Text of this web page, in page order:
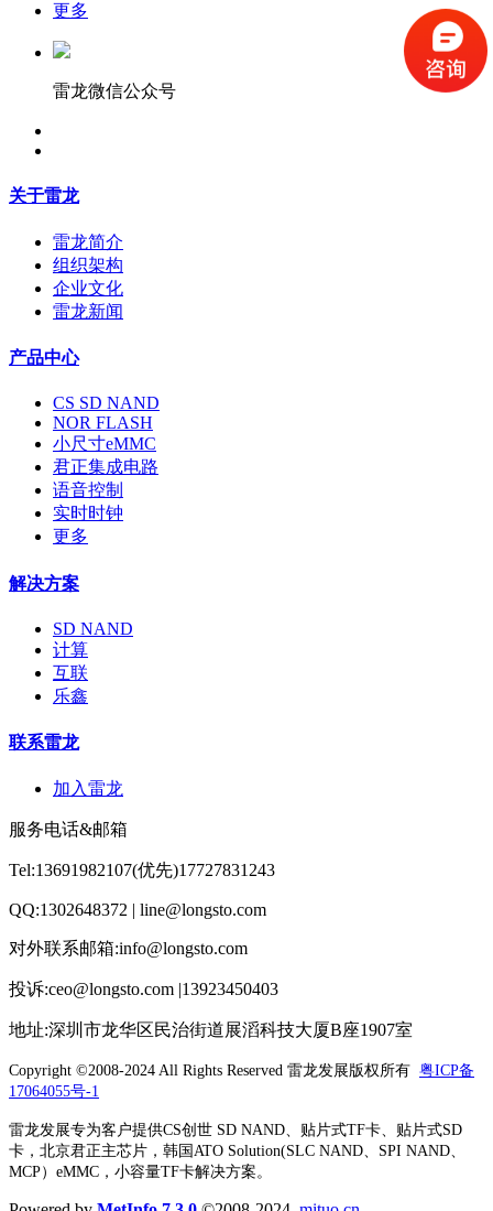
更多
雷龙微信公众号
关于雷龙
雷龙简介
组织架构
企业文化
雷龙新闻
产品中心
CS SD NAND
NOR FLASH
小尺寸eMMC
君正集成电路
语音控制
实时时钟
更多
解决方案
SD NAND
计算
互联
乐鑫
联系雷龙
加入雷龙
服务电话&邮箱
Tel:13691982107(优先)17727831243
QQ:1302648372 | line@longsto.com
对外联系邮箱:info@longsto.com
投诉:ceo@longsto.com |13923450403
地址:深圳市龙华区民治街道展滔科技大厦B座1907室
Copyright ©2008-2024 All Rights Reserved 雷龙发展版权所有 粤ICP备
17064055号-1
雷龙发展专为客户提供CS创世 SD NAND、贴片式TF卡、贴片式SD
卡，北京君正主芯片，韩国ATO Solution(SLC NAND、SPI NAND、
MCP）eMMC，小容量TF卡解决方案。